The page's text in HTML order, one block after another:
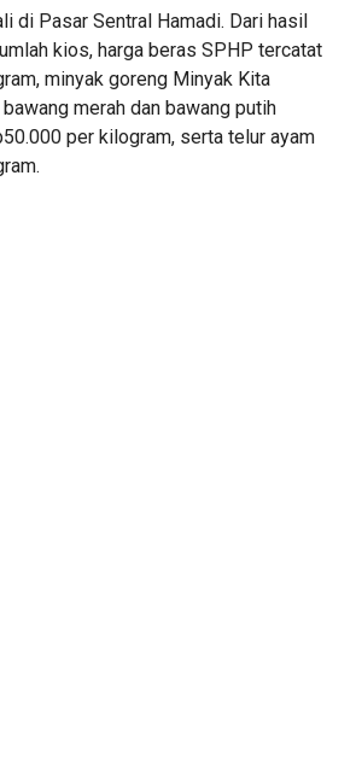
di Pasar Sentral Hamadi. Dari hasil
kios, harga beras SPHP tercatat
minyak goreng Minyak Kita
merah dan bawang putih
per kilogram, serta telur ayam